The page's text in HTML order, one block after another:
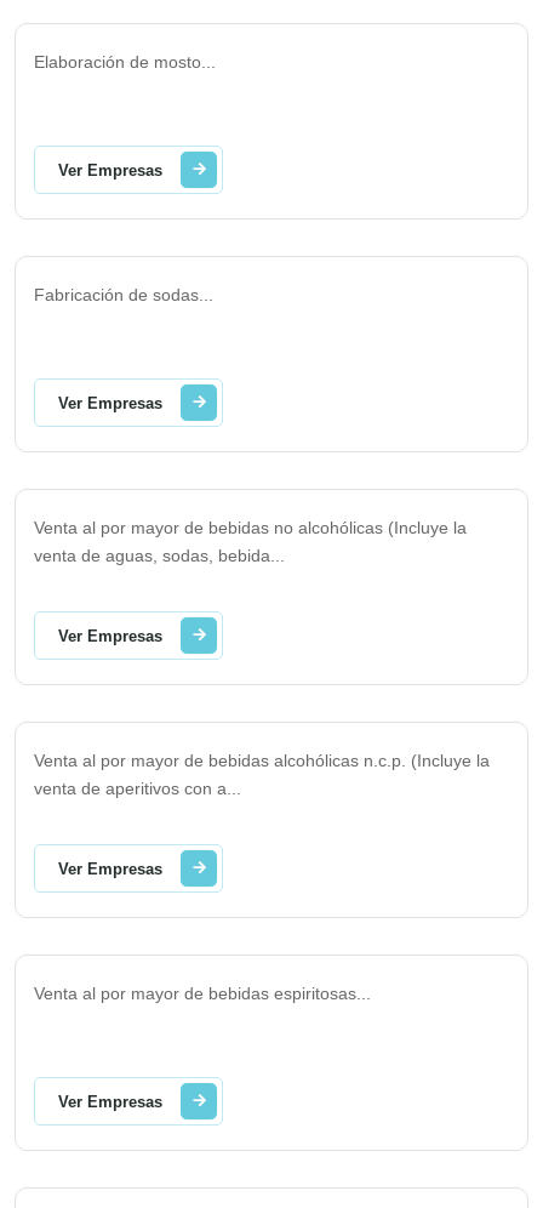
Elaboración de mosto
Ver Empresas
Fabricación de sodas
Ver Empresas
Venta al por mayor de bebidas no alcohólicas (Incluye la
venta de aguas, sodas, bebida
Ver Empresas
Venta al por mayor de bebidas alcohólicas n.c.p. (Incluye la
venta de aperitivos con a
Ver Empresas
Venta al por mayor de bebidas espiritosas
Ver Empresas